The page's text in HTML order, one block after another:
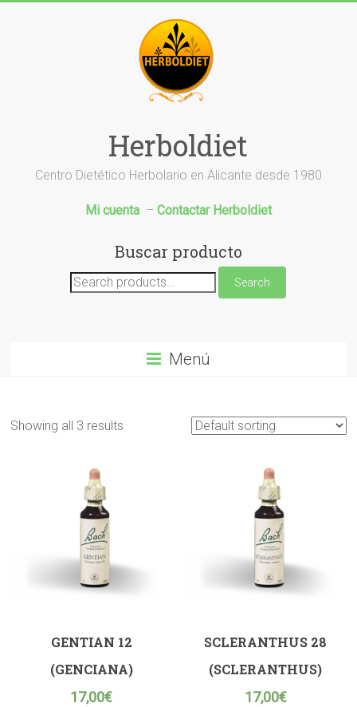
Herboldiet
Centro Dietético Herbolario en Alicante desde 1980
Mi cuenta – Contactar Herboldiet
Buscar producto
Search
for:
Search
Menú
Showing all 3 results
GENTIAN 12
(GENCIANA)
17,00€
SCLERANTHUS 28
(SCLERANTHUS)
17,00€